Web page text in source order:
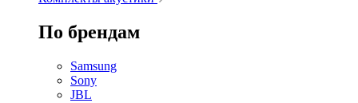
По брендам
Samsung
Sony
JBL